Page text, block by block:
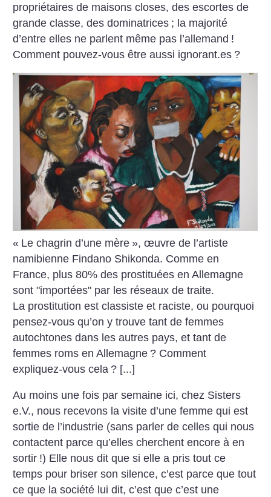
propriétaires de maisons closes, des escortes de
grande classe, des dominatrices ; la majorité
d’entre elles ne parlent même pas l’allemand !
Comment pouvez-vous être aussi ignorant.es ?
« Le chagrin d’une mère », œuvre de l’artiste
namibienne Findano Shikonda. Comme en
France, plus 80% des prostituées en Allemagne
sont "importées" par les réseaux de traite.
La prostitution est classiste et raciste, ou pourquoi
pensez-vous qu’on y trouve tant de femmes
autochtones dans les autres pays, et tant de
femmes roms en Allemagne ? Comment
expliquez-vous cela ? [...]
Au moins une fois par semaine ici, chez Sisters
e.V., nous recevons la visite d’une femme qui est
sortie de l’industrie (sans parler de celles qui nous
contactent parce qu’elles cherchent encore à en
sortir !) Elle nous dit que si elle a pris tout ce
temps pour briser son silence, c’est parce que tout
ce que la société lui dit, c’est que c’est une